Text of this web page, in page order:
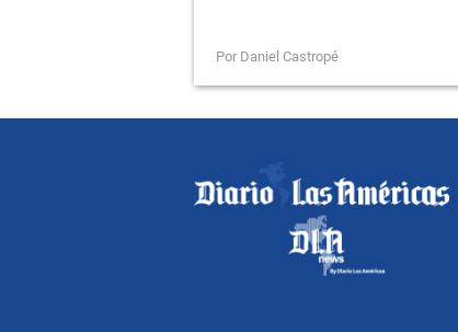
Por Daniel Castropé